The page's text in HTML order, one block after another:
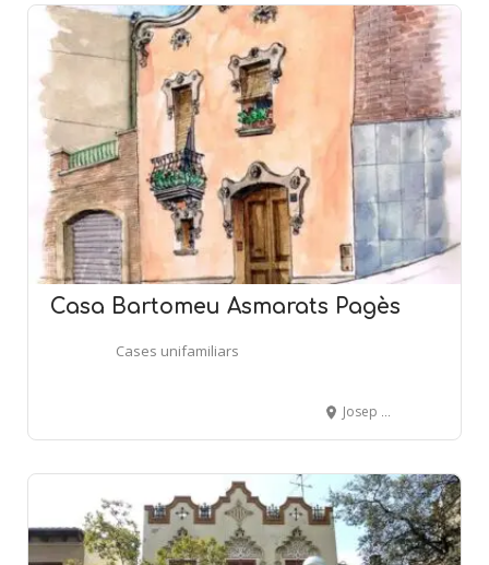
Casa Bartomeu Asmarats Pagès
Cases unifamiliars
Josep Anselm Clavé, 49 - SANT JUST DESVERN